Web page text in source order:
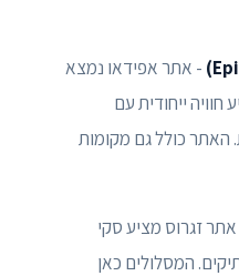
- אתר אפידאו נמצא
חוויה ייחודית עם
האתר כולל גם מקומות
זגרוס מציע סקי
המסלולים כאן